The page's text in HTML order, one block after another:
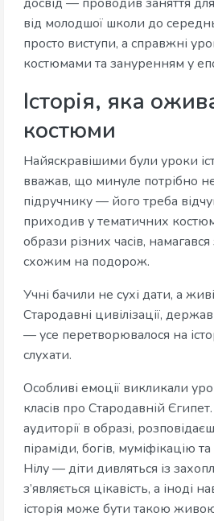
від молодшої школи до
просто виступи, а справжні
костюмами та зануренням у
Історія, яка
костюми
Найяскравішими були уроки
вважав, що минуле потрібно
підручнику — його треба
приходив у тематичних
образи різних часів,
схожим на подорож.
Учні бачили не сухі дати, а
Стародавні цивілізації,
— усе перетворювалося на
слухати.
Особливі емоції викликали
класів про Стародавній
аудиторії в образі,
піраміди, богів, муміфікацію
Нілу — діти дивляться із
з’являється цікавість, а іноді
історія може бути такою